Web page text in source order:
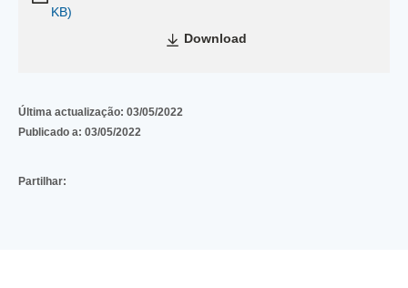
KB)
Download
Última actualização: 03/05/2022
Publicado a: 03/05/2022
Partilhar: